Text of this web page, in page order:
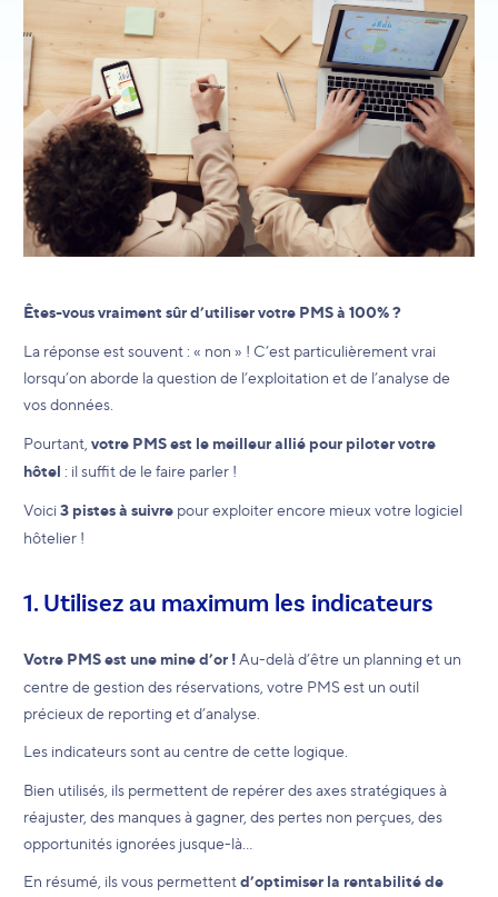
Êtes-vous vraiment sûr d’utiliser votre PMS à 100% ?
La réponse est souvent : « non » ! C’est particulièrement vrai
lorsqu’on aborde la question de l’exploitation et de l’analyse de
vos données.
Pourtant, votre PMS est le meilleur allié pour piloter votre
hôtel : il suffit de le faire parler !
Voici 3 pistes à suivre pour exploiter encore mieux votre logiciel
hôtelier !
1. Utilisez au maximum les indicateurs
Votre PMS est une mine d’or ! Au-delà d’être un planning et un
centre de gestion des réservations, votre PMS est un outil
précieux de reporting et d’analyse.
Les indicateurs sont au centre de cette logique.
Bien utilisés, ils permettent de repérer des axes stratégiques à
réajuster, des manques à gagner, des pertes non perçues, des
opportunités ignorées jusque-là…
En résumé, ils vous permettentd’optimiser la rentabilité de